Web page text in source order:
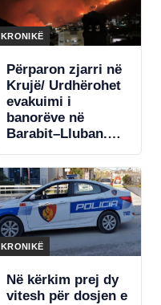
KRONIKË
Përparon zjarri në
Krujë/ Urdhërohet
evakuimi i
banorëve në
Barabit–Lluban.
shpërthime
armatimesh
KRONIKË
Në kërkim prej dy
vitesh për dosjen e